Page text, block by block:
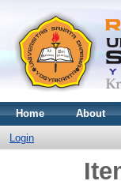
Home About
Login